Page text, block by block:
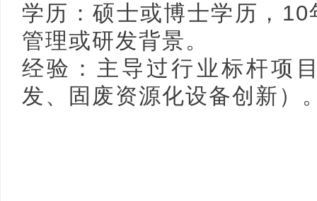
学历：硕士或博⼠学历，
管理或研发背景。
经验：主导过行业标杆项
发、固废资源化设备创新）